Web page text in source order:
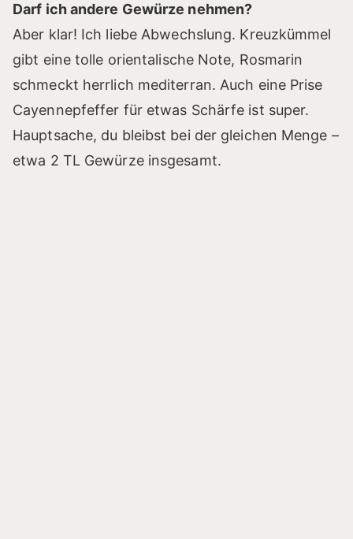
Darf ich andere Gewürze nehmen?
Aber klar! Ich liebe Abwechslung. Kreuzkümmel
gibt eine tolle orientalische Note, Rosmarin
schmeckt herrlich mediterran. Auch eine Prise
Cayennepfeffer für etwas Schärfe ist super.
Hauptsache, du bleibst bei der gleichen Menge –
etwa 2 TL Gewürze insgesamt.